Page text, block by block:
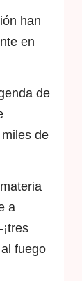
han
en
de
de
a
fuego